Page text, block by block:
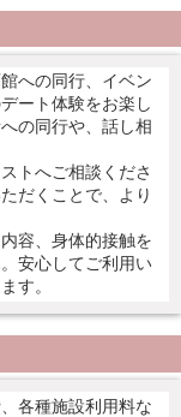
への同行、イベン
ート体験をお楽し
の同行や、話し相
トへご相談くださ
だくことで、より
容、身体的接触を
安心してご利用い
す。
各種施設利用料な